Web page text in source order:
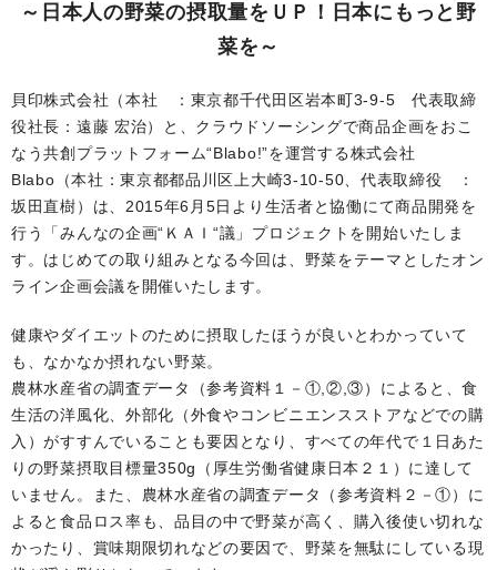
～日本人の野菜の摂取量をＵＰ！日本にもっと野
菜を～
貝印株式会社（本社 ：東京都千代田区岩本町3-9-5 代表取締
役社長：遠藤 宏治）と、クラウドソーシングで商品企画をおこ
なう共創プラットフォーム“Blabo!”を運営する株式会社
Blabo（本社：東京都都品川区上大崎3-10-50、代表取締役 ：
坂田直樹）は、2015年6月5日より生活者と協働にて商品開発を
行う「みんなの企画“ＫＡＩ“議」プロジェクトを開始いたしま
す。はじめての取り組みとなる今回は、野菜をテーマとしたオン
ライン企画会議を開催いたします。
健康やダイエットのために摂取したほうが良いとわかっていて
も、なかなか摂れない野菜。
農林水産省の調査データ（参考資料１－①,②,③）によると、食
生活の洋風化、外部化（外食やコンビニエンスストアなどでの購
入）がすすんでいることも要因となり、すべての年代で１日あた
りの野菜摂取目標量350g（厚生労働省健康日本２１）に達して
いません。また、農林水産省の調査データ（参考資料２－①）に
よると食品ロス率も、品目の中で野菜が高く、購入後使い切れな
かったり、賞味期限切れなどの要因で、野菜を無駄にしている現